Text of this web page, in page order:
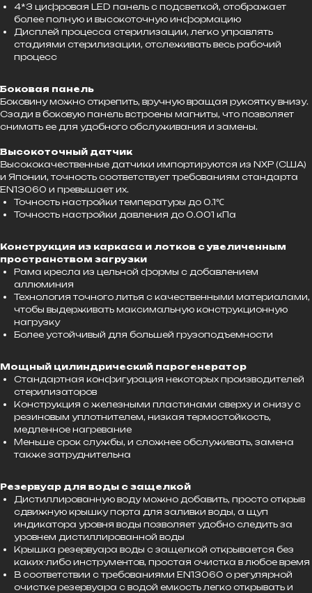
4*3 цифровая LED панель с подсветкой, отображает
более полную и высокоточную информацию
Дисплей процесса стерилизации, легко управлять
стадиями стерилизации, отслеживать весь рабочий
процесс
Боковая панель
Боковину можно открепить, вручную вращая рукоятку внизу.
Сзади в боковую панель встроены магниты, что позволяет
снимать ее для удобного обслуживания и замены.
Высокоточный датчик
Высококачественные датчики импортируются из NXP (США)
и Японии, точность соответствует требованиям стандарта
EN13060 и превышает их.
Точность настройки температуры до 0.1℃
Точность настройки давления до 0.001 кПа
Конструкция из каркаса и лотков с увеличенным
пространством загрузки
Рама кресла из цельной формы с добавлением
аллюминия
Технология точного литья с качественными материалами,
чтобы выдерживать максимальную конструкционную
нагрузку
Более устойчивый для большей грузоподъемности
Мощный цилиндрический парогенератор
Стандартная конфигурация некоторых производителей
стерилизаторов
Конструкция с железными пластинами сверху и снизу с
резиновым уплотнителем, низкая термостойкость,
медленное нагревание
Меньше срок службы, и сложнее обслуживать, замена
также затруднительна
Резервуар для воды с защелкой
Дистиллированную воду можно добавить, просто открыв
сдвижную крышку порта для заливки воды, а щуп
индикатора уровня воды позволяет удобно следить за
уровнем дистиллированной воды
Крышка резервуара воды с защелкой открывается без
каких-либо инструментов, простая очистка в любое время
В соответствии с требованиями EN13060 о регулярной
очистке резервуара с водой емкость легко открывать и